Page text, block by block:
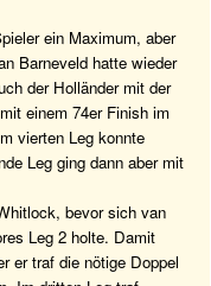
ein Maximum, aber
Barneveld hatte wieder
der Holländer mit der
einem 74er Finish im
vierten Leg konnte
Leg ging dann aber mit
bevor sich van
Leg 2 holte. Damit
er traf die nötige Doppel